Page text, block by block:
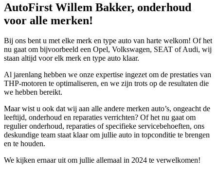
AutoFirst Willem Bakker, onderhoud
voor alle merken!
Bij ons bent u met elke merk en type auto van harte welkom! Of het
nu gaat om bijvoorbeeld een Opel, Volkswagen, SEAT of Audi, wij
staan altijd voor elk merk en type auto klaar.
Al jarenlang hebben we onze expertise ingezet om de prestaties van
THP-motoren te optimaliseren, en we zijn trots op de resultaten die
we hebben bereikt.
Maar wist u ook dat wij aan alle andere merken auto’s, ongeacht de
leeftijd, onderhoud en reparaties verrichten? Of het nu gaat om
regulier onderhoud, reparaties of specifieke servicebehoeften, ons
deskundige team staat klaar om jullie auto in topconditie te brengen
en te houden.
We kijken ernaar uit om jullie allemaal in 2024 te verwelkomen!